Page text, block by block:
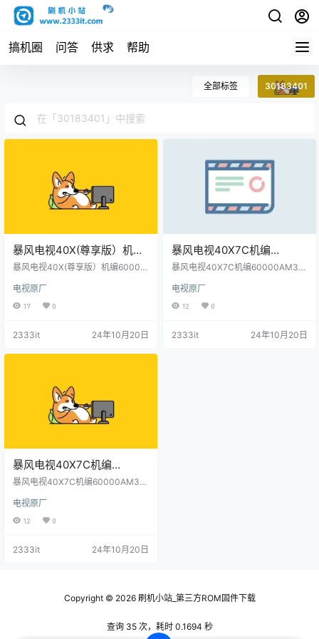
搞机圈 问答 供求 帮助
全部标签 30183401
暴风电视40X(尊享版）机编
60000AM1D19主程序
配屏V400HJ6-PE1(C3)原厂
程序U盘数据刷机包
暴风电视40X(尊享版）机编60000
183401配屏V400HJ6-PE1(C3)原
厂程序U盘数据刷机包
电视原厂
17 0
2333it 24年10月20日
暴风电视40X7C机编
60000AM3K02主程序
配屏V400HJ6-PE1(C3)原厂
程序U盘数据刷机包
暴风电视40X7C机编60000AM3K
01配屏V400HJ6-PE1(C3)原厂程
序U盘数据刷机包
电视原厂
12 0
2333it 24年10月20日
暴风电视40X7C机编
60000AM3K03主程序
配屏V400HJ6-PE1(C3)原厂
程序U盘数据刷机包
暴风电视40X7C机编60000AM3K
01配屏V400HJ6-PE1(C3)原厂程
序U盘数据刷机包
电视原厂
12 0
2333it 24年10月20日
Copyright © 2026刷机小站_第三方ROM固件下载
查询 35 次，耗时 0.1694 秒